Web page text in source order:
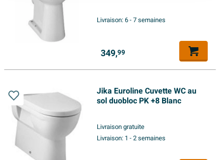
Livraison:6 - 7 semaines
349,99
Jika Euroline Cuvette WC au
sol duobloc PK +8 Blanc
Livraison gratuite
Livraison: 1 - 2 semaines